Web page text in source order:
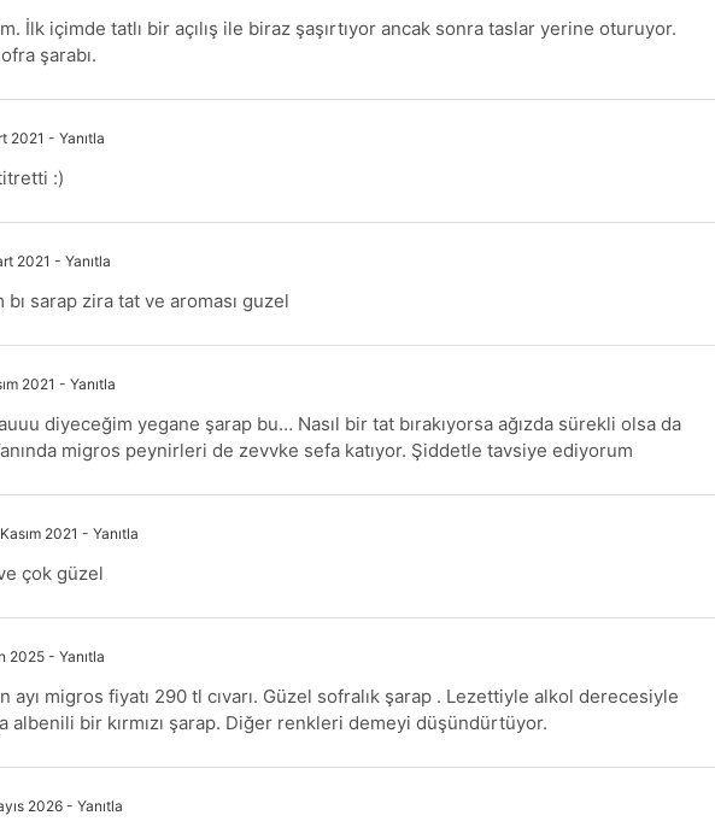
İlk içimde tatlı bir açılış ile biraz şaşırtıyor ancak sonra taslar yerine oturuyor.
şarabı.
2021 - Yanıtla
:)
2021 - Yanıtla
sarap zira tat ve aroması guzel
2021 - Yanıtla
diyeceğim yegane şarap bu… Nasıl bir tat bırakıyorsa ağızda sürekli olsa da
migros peynirleri de zevvke sefa katıyor. Şiddetle tavsiye ediyorum
2021 - Yanıtla
çok güzel
2025 - Yanıtla
ayı migros fiyatı 290 tl cıvarı. Güzel sofralık şarap . Lezettiyle alkol derecesiyle
albenili bir kırmızı şarap. Diğer renkleri demeyi düşündürtüyor.
2026 - Yanıtla